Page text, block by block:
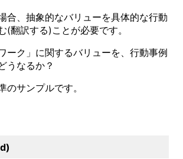
合、抽象的なバリューを具体的な行動
(翻訳する)ことが必要です。
ーク」に関するバリューを、行動事例
うなるか？
のサンプルです。